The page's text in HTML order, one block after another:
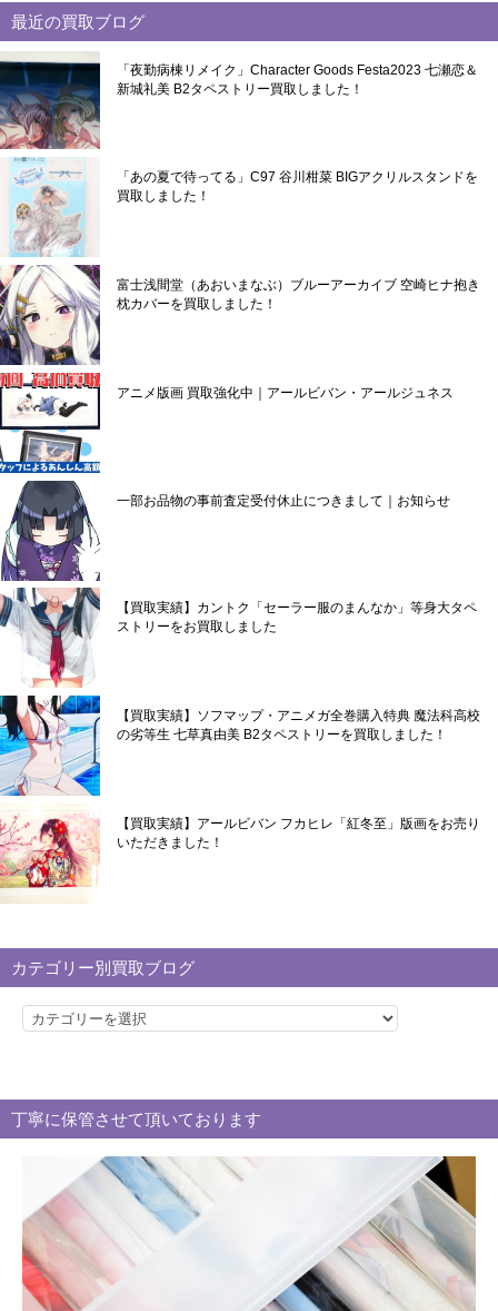
最近の買取ブログ
「夜勤病棟リメイク」Character Goods Festa2023 七瀬恋＆
新城礼美 B2タペストリー買取しました！
「あの夏で待ってる」C97 谷川柑菜 BIGアクリルスタンドを
買取しました！
富士浅間堂（あおいまなぶ）ブルーアーカイブ 空崎ヒナ抱き
枕カバーを買取しました！
アニメ版画 買取強化中｜アールビバン・アールジュネス
一部お品物の事前査定受付休止につきまして｜お知らせ
【買取実績】カントク「セーラー服のまんなか」等身大タペ
ストリーをお買取しました
【買取実績】ソフマップ・アニメガ全巻購入特典 魔法科高校
の劣等生 七草真由美 B2タペストリーを買取しました！
【買取実績】アールビバン フカヒレ「紅冬至」版画をお売り
いただきました！
カテゴリー別買取ブログ
カ
リ
ー
ロ
グ
丁寧に保管させて頂いております